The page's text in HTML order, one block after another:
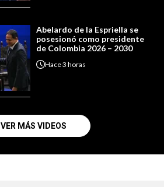
Abelardo de la Espriella se
posesionó como presidente
de Colombia 2026 – 2030
Hace3 horas
VER MÁS VIDEOS